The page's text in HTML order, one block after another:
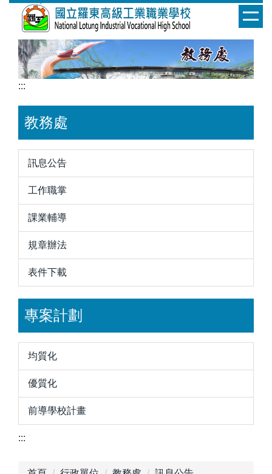
:::
教務處
訊息公告
工作職掌
課業輔導
規章辦法
表件下載
專案計劃
均質化
優質化
前導學校計畫
:::